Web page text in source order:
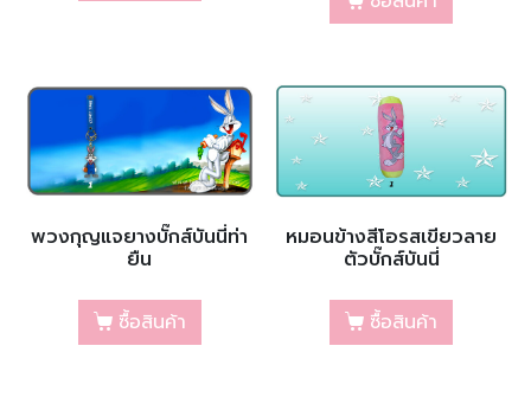
พวงกุญแจยางบั๊กส์บันนี่ท่า
ยืน
ซื้อสินค้า
หมอนข้างสีโอรสเขียวลาย
ตัวบั๊กส์บันนี่
ซื้อสินค้า